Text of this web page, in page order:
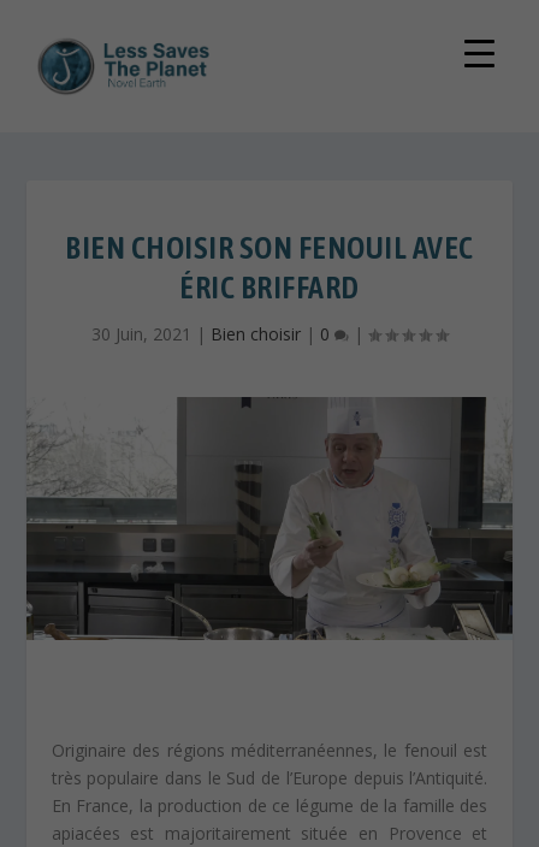
BIEN CHOISIR SON FENOUIL AVEC
ÉRIC BRIFFARD
30 Juin, 2021 | Bien choisir | 0 |
Originaire des régions méditerranéennes, le fenouil est
très populaire dans le Sud de l’Europe depuis l’Antiquité.
En France, la production de ce légume de la famille des
apiacées est majoritairement située en Provence et